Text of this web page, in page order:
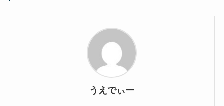
うえでぃー